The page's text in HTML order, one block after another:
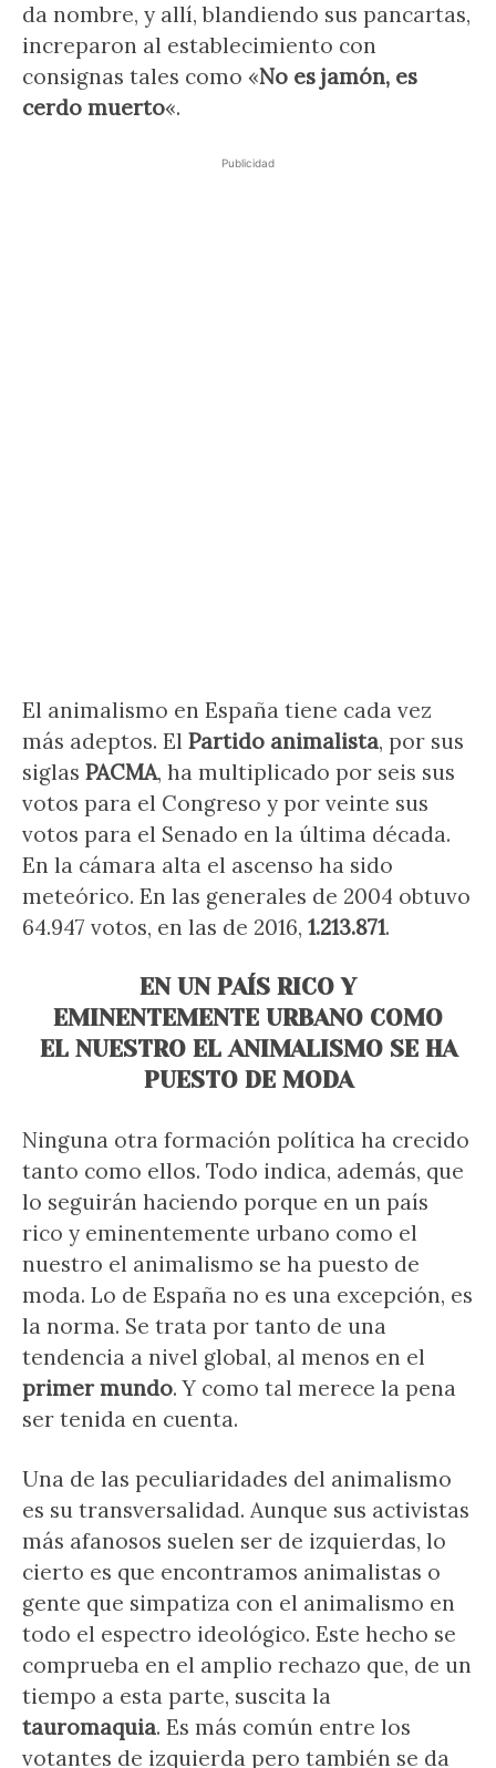
da nombre, y allí, blandiendo sus pancartas,
increparon al establecimiento con
consignas tales como «No es jamón, es
cerdo muerto«.
Publicidad
El animalismo en España tiene cada vez
más adeptos. El Partido animalista, por sus
siglas PACMA, ha multiplicado por seis sus
votos para el Congreso y por veinte sus
votos para el Senado en la última década.
En la cámara alta el ascenso ha sido
meteórico. En las generales de 2004 obtuvo
64.947 votos, en las de 2016, 1.213.871.
EN UN PAÍS RICO Y
EMINENTEMENTE URBANO COMO
EL NUESTRO EL ANIMALISMO SE HA
PUESTO DE MODA
Ninguna otra formación política ha crecido
tanto como ellos. Todo indica, además, que
lo seguirán haciendo porque en un país
rico y eminentemente urbano como el
nuestro el animalismo se ha puesto de
moda. Lo de España no es una excepción, es
la norma. Se trata por tanto de una
tendencia a nivel global, al menos en el
primer mundo. Y como tal merece la pena
ser tenida en cuenta.
Una de las peculiaridades del animalismo
es su transversalidad. Aunque sus activistas
más afanosos suelen ser de izquierdas, lo
cierto es que encontramos animalistas o
gente que simpatiza con el animalismo en
todo el espectro ideológico. Este hecho se
comprueba en el amplio rechazo que, de un
tiempo a esta parte, suscita la
tauromaquia. Es más común entre los
votantes de izquierda pero también se da